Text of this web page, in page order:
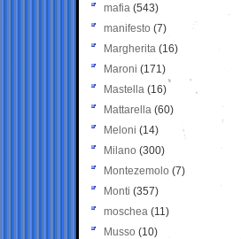
mafia (543)
manifesto (7)
Margherita (16)
Maroni (171)
Mastella (16)
Mattarella (60)
Meloni (14)
Milano (300)
Montezemolo (7)
Monti (357)
moschea (11)
Musso (10)